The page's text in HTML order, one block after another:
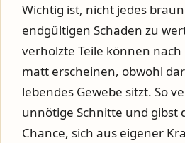
Wichtig ist, nicht jedes
endgültigen Schaden zu
verholzte Teile können
matt erscheinen, obwohl
lebendes Gewebe sitzt. So
unnötige Schnitte und gibst
Chance, sich aus eigener